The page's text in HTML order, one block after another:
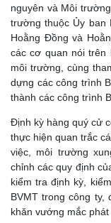
nguyên và Môi
trường thuộc Ủy ban
Hoằng Đồng và
các cơ quan nói trên
môi trường, cùng
dựng các công trình
thành các công trình
Định kỳ hàng quý cử
thực hiện quan trắc
việc, môi trường
chỉnh các quy định
kiểm tra định kỳ,
BVMT trong công ty,
khăn vướng mắc phát